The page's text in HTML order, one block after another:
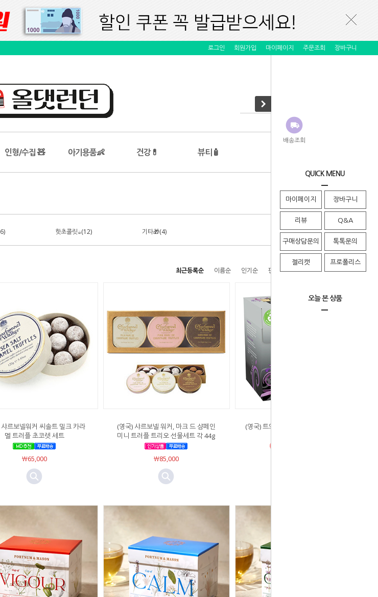
배송조회
QUICK MENU
마이페이지 장바구니
리뷰 Q&A
구매상담문의 톡톡문의
젤리캣 프로폴리스
오늘 본 상품
로그인 회원가입 마이페이지 주문조회 장바구니
인형/수집 🧸 아기용품👶 건강💊 뷰티🧴
티,커피 / 푸드🍪
핫초콜릿☕(12) 기타🎁(4)
최근등록순 이름순 인기순 판매순 높은가격순 낮은가격순
샤르보넬워커 씨솔트 밀크 카라
멜 트러플 초코렛 세트
￦65,000
(영국) 샤르보넬 워커, 마크 드 샴페인
미니 트러플 트리오 선물세트 각 44g
￦85,000
(영국) 트와이닝스, 얼 그레이 티백 (120